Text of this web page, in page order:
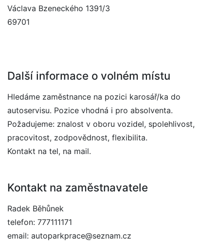
Václava Bzeneckého 1391/3
69701
Další informace o volném místu
Hledáme zaměstnance na pozici karosář/ka do
autoservisu. Pozice vhodná i pro absolventa.
Požadujeme: znalost v oboru vozidel, spolehlivost,
pracovitost, zodpovědnost, flexibilita.
Kontakt na tel, na mail.
Kontakt na zaměstnavatele
Radek Běhůnek
telefon: 777111171
email: autoparkprace@seznam.cz